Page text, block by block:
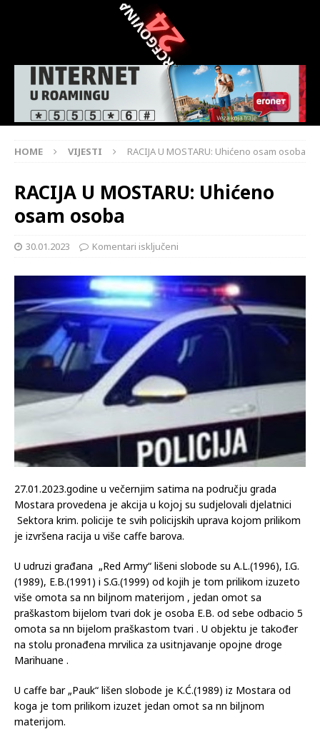
HOME VIJESTI RACIJA U MOSTARU: Uhićeno osam osoba
RACIJA U MOSTARU: Uhićeno
osam osoba
30.01.2023 Komentari isključeni
27.01.2023.godine u večernjim satima na području grada
Mostara provedena je akcija u kojoj su sudjelovali djelatnici
Sektora krim. policije te svih policijskih uprava kojom prilikom
je izvršena racija u više caffe barova.
U udruzi građana „Red Army“ lišeni slobode su A.L.(1996), I.G.
(1989), E.B.(1991) i S.G.(1999) od kojih je tom prilikom izuzeto
više omota sa nn biljnom materijom , jedan omot sa
praškastom bijelom tvari dok je osoba E.B. od sebe odbacio 5
omota sa nn bijelom praškastom tvari . U objektu je također
na stolu pronađena mrvilica za usitnjavanje opojne droge
Marihuane .
U caffe bar „Pauk“ lišen slobode je K.Ć.(1989) iz Mostara od
koga je tom prilikom izuzet jedan omot sa nn biljnom
materijom.